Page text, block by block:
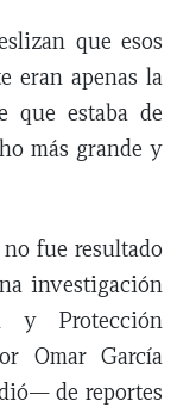
que esos
eran apenas la
que estaba de
más grande y
fue resultado
investigación
y Protección
Omar García
de reportes